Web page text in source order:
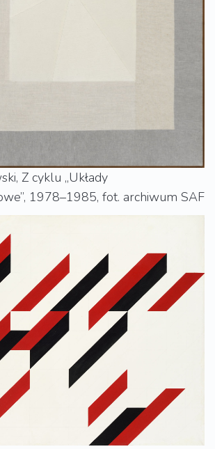
Z cyklu „Układy
1978–1985, fot. archiwum SAF